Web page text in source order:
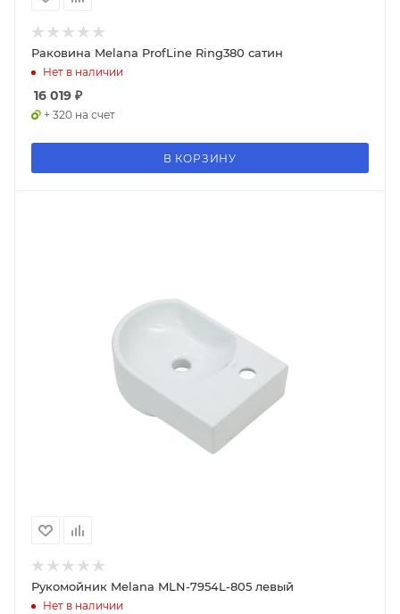
Раковина Melana ProfLine Ring380 сатин
Нет в наличии
16 019 ₽
+ 320 на счет
В КОРЗИНУ
Рукомойник Melana MLN-7954L-805 левый
Нет в наличии